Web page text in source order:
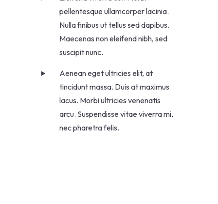
pellentesque ullamcorper lacinia.
Nulla finibus ut tellus sed dapibus.
Maecenas non eleifend nibh, sed
suscipit nunc.
Aenean eget ultricies elit, at
tincidunt massa. Duis at maximus
lacus. Morbi ultricies venenatis
arcu. Suspendisse vitae viverra mi,
nec pharetra felis.